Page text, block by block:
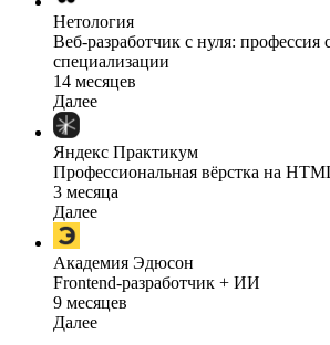
Нетология
Веб-разработчик с нуля: профессия
специализации
14 месяцев
Далее
Яндекс Практикум
Профессиональная вёрстка на
3 месяца
Далее
Академия Эдюсон
Frontend-разработчик + ИИ
9 месяцев
Далее